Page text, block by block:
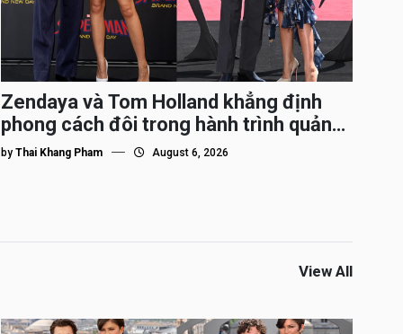
Zendaya và Tom Holland khẳng định
phong cách đôi trong hành trình quảng
bá Spider-Man
byThai Khang Pham August 6, 2026
View All